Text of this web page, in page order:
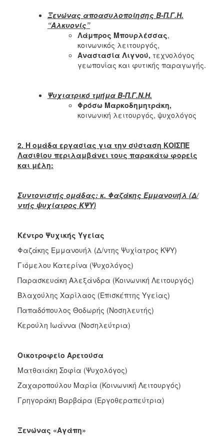
Ξενώνας αποασυλοποίησης Β-Π.Γ.Η.
“Αλκυονίς”
Λάμπρος Μπουρλέσσας,
κοινωνικός λειτουργός,
Αναστασία Λιγνού, τεχνολόγος
γεωπονίας και φυτικής παραγωγής.
Ψυχιατρικό τμήμα Β-Π.Γ.Ν.Η.
Φρόσω Μαρκοδημητράκη,
κοινωνική λειτουργός, ψυχολόγος
2. Η ομάδα εργασίας για την σύσταση ΚΟΙΣΠΕ
Λασιθίου περιλαμβάνει τους παρακάτω φορείς
και μέλη:
Συντονιστής ομάδας: κ. Φαζάκης Εμμανουήλ (Δ/
ντής ψυχίατρος ΚΨΥ)
Κέντρο Ψυχικής Υγείας
Φαζάκης Εμμανουήλ (Δ/ντης Ψυχίατρος ΚΨΥ)
Γιόμελου Κατερίνα (Ψυχολόγος)
Παρασκευάκη Αλεξάνδρα (Κοινωνική Λειτουργός)
Βλαχούλης Χαρίλαος (Επισκέπτης Υγείας)
Παπαδόπουλος Θοδωρής (Νοσηλευτής)
Κερούλη Ιωάννα (Νοσηλεύτρια)
Οικοτροφείο Αρετούσα
Ματθαιάκη Σοφία (Ψυχολόγος)
Ζαχαροπούλου Μαρία (Κοινωνική Λειτουργός)
Γρηγοράκη Βαρβάρα (Εργοθεραπεύτρια)
Ξενώνας «Αγάπη»